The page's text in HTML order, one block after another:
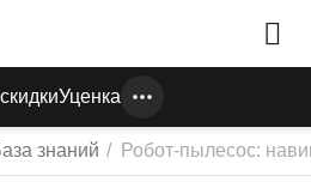
Уценка
знаний / Робот-пылесос: